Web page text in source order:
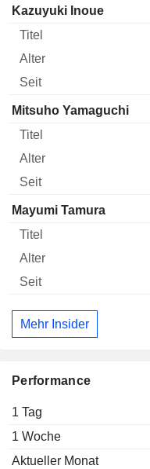
Performance
1 Tag
1 Woche
Aktueller Monat
Verwaltungsratsmitglied
Kazuyuki Inoue
Mitsuho Yamaguchi
Mayumi Tamura
Mehr Insider